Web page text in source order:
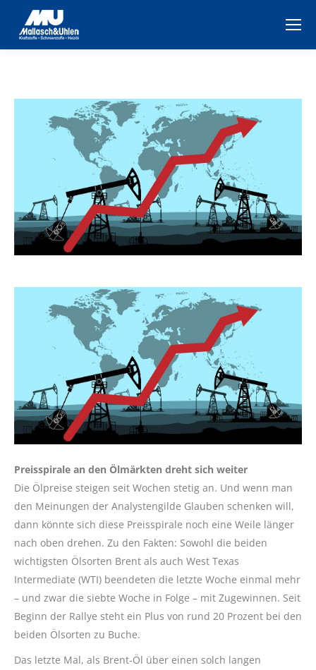
Preisspirale an den Ölmärkten dreht sich weiter
Die Ölpreise steigen seit Wochen stetig an. Und wenn man
den Meinungen der Analystengilde Glauben schenken will,
dann könnte sich diese Preisspirale noch eine Weile länger
nach oben drehen. Zu den Fakten: Sowohl die beiden
wichtigsten Ölsorten Brent als auch West Texas
Intermediate (WTI) beendeten die letzte Woche einmal mehr
– und zwar die siebte Woche in Folge – mit Zugewinnen. Seit
Beginn der Rallye steht ein Plus von rund 20 Prozent bei den
beiden Ölsorten zu Buche.
Das letzte Mal, als Brent-Öl über einen solch langen